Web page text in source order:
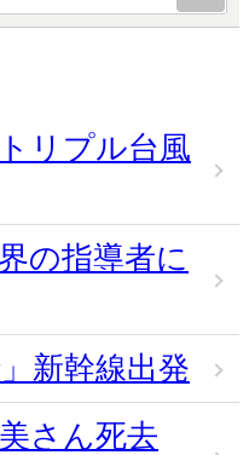
リプル台風
の指導者に
新幹線出発
さん死去